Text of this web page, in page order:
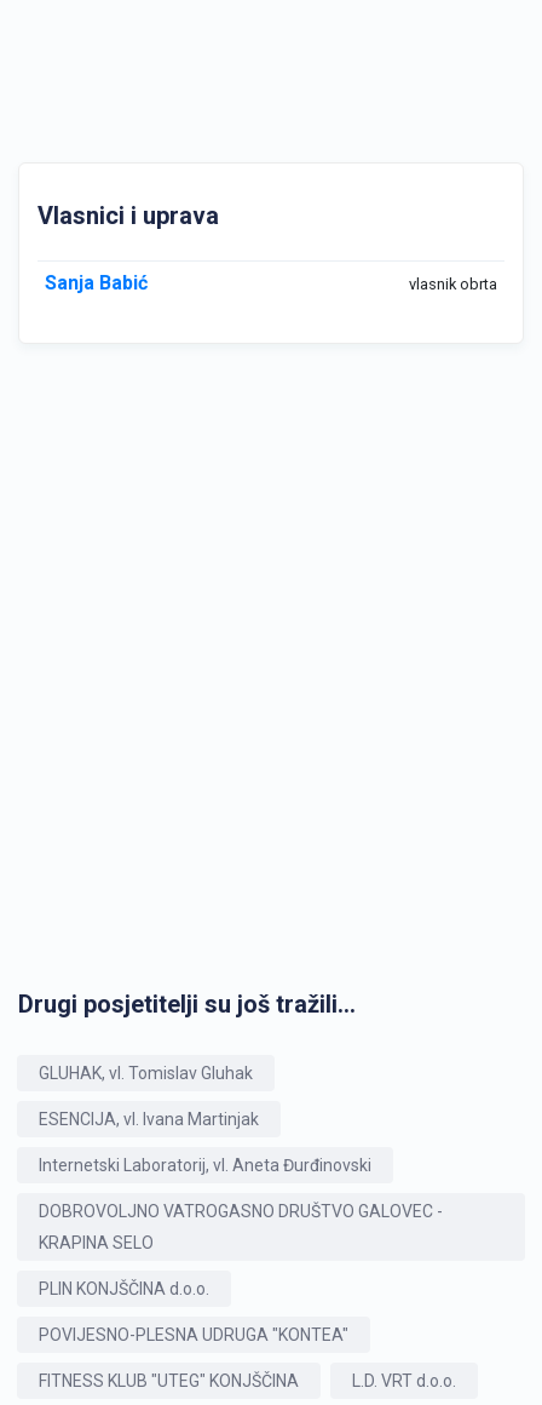
Vlasnici i uprava
Sanja Babić vlasnik obrta
Drugi posjetitelji su još tražili...
GLUHAK, vl. Tomislav Gluhak
ESENCIJA, vl. Ivana Martinjak
Internetski Laboratorij, vl. Aneta Đurđinovski
DOBROVOLJNO VATROGASNO DRUŠTVO GALOVEC -
KRAPINA SELO
PLIN KONJŠČINA d.o.o.
POVIJESNO-PLESNA UDRUGA "KONTEA"
FITNESS KLUB "UTEG" KONJŠČINA L.D. VRT d.o.o.